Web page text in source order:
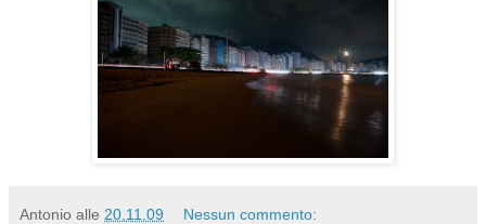
Antonio alle 20.11.09 Nessun commento: